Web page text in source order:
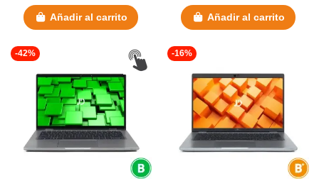
Añadir al carrito Añadir al carrito
-42% -16%